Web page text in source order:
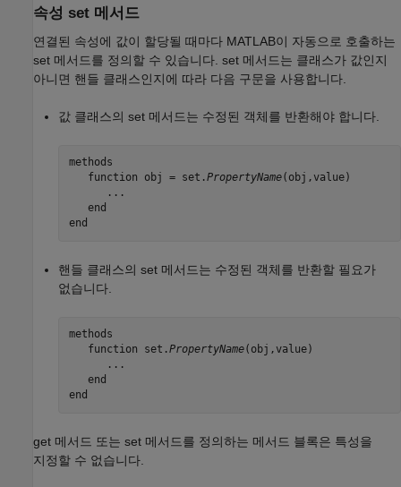
속성 set 메서드
연결된 속성에 값이 할당될 때마다 MATLAB이 자동으로 호출하는
set 메서드를 정의할 수 있습니다. set 메서드는 클래스가 값인지
아니면 핸들 클래스인지에 따라 다음 구문을 사용합니다.
값 클래스의 set 메서드는 수정된 객체를 반환해야 합니다.
methods
   function obj = set.
PropertyName(obj,value)
      ...
   end
end
핸들 클래스의 set 메서드는 수정된 객체를 반환할 필요가
없습니다.
methods
   function set.
PropertyName(obj,value)
      ...
   end
end
get 메서드 또는 set 메서드를 정의하는 메서드 블록은 특성을
지정할 수 없습니다.